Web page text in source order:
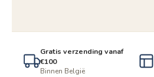
Gratis verzending vanaf
€100
Binnen België